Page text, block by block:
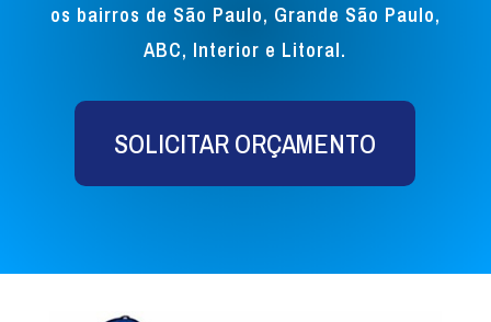
os bairros de São Paulo, Grande São Paulo,
ABC, Interior e Litoral.
SOLICITAR ORÇAMENTO